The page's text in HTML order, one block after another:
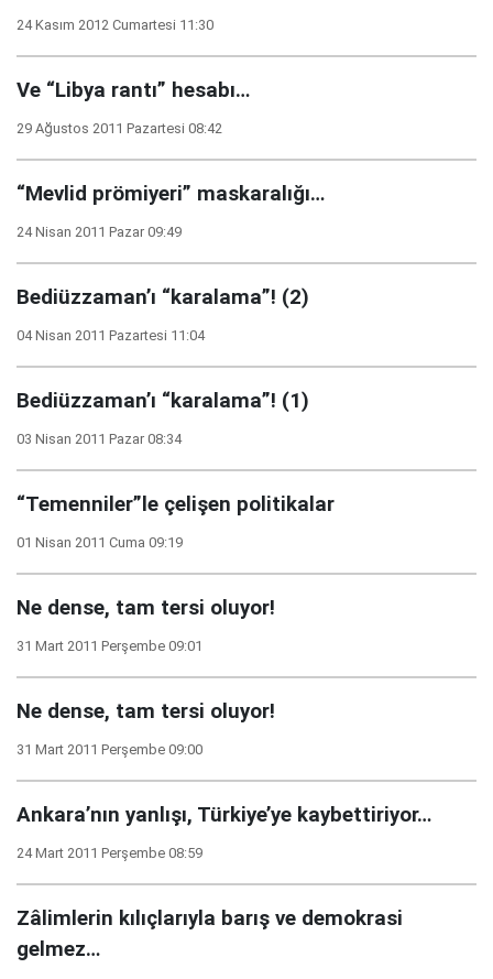
24 Kasım 2012 Cumartesi 11:30
Ve “Libya rantı” hesabı…
29 Ağustos 2011 Pazartesi 08:42
“Mevlid prömiyeri” maskaralığı…
24 Nisan 2011 Pazar 09:49
Bediüzzaman’ı “karalama”! (2)
04 Nisan 2011 Pazartesi 11:04
Bediüzzaman’ı “karalama”! (1)
03 Nisan 2011 Pazar 08:34
“Temenniler”le çelişen politikalar
01 Nisan 2011 Cuma 09:19
Ne dense, tam tersi oluyor!
31 Mart 2011 Perşembe 09:01
Ne dense, tam tersi oluyor!
31 Mart 2011 Perşembe 09:00
Ankara’nın yanlışı, Türkiye’ye kaybettiriyor…
24 Mart 2011 Perşembe 08:59
Zâlimlerin kılıçlarıyla barış ve demokrasi
gelmez…